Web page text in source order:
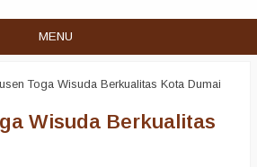
MENU
Toga Wisuda Berkualitas Kota Dumai
Wisuda Berkualitas